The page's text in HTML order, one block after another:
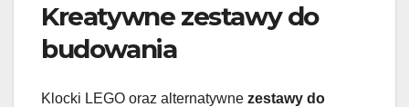
Kreatywne zestawy do
budowania
Klocki LEGO oraz alternatywne zestawy do